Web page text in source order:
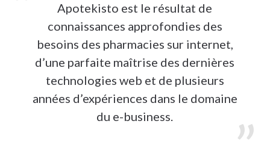
Apotekisto est le résultat de
connaissances approfondies des
besoins des pharmacies sur internet,
d’une parfaite maîtrise des dernières
technologies web et de plusieurs
années d’expériences dans le domaine
du e-business.